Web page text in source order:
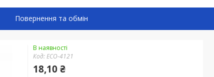
Повернення та обмін
В наявності
Код:ECO-4121
18,10 ₴